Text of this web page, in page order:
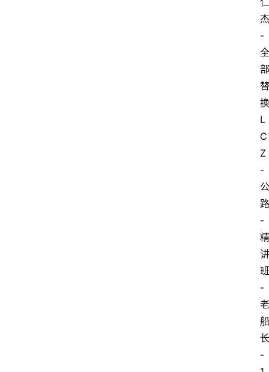
杰
-
全
部
替
换
L
C
Z
-
公
路
-
精
讲
班
-
老
船
长
-